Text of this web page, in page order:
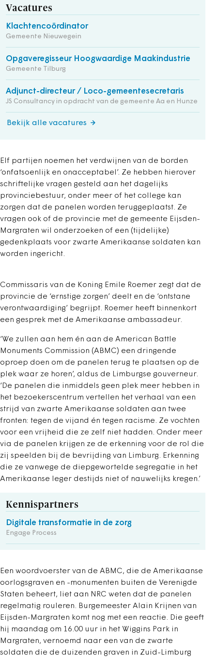
Vacatures
Klachtencoördinator
Gemeente Nieuwegein
Opgaveregisseur Hoogwaardige Maakindustrie
Gemeente Tilburg
Adjunct-directeur / Loco-gemeentesecretaris
JS Consultancy in opdracht van de gemeente Aa en Hunze
Bekijk alle vacatures
Elf partijen noemen het verdwijnen van de borden
‘onfatsoenlijk en onacceptabel’. Ze hebben hierover
schriftelijke vragen gesteld aan het dagelijks
provinciebestuur, onder meer of het college kan
zorgen dat de panelen worden teruggeplaatst. Ze
vragen ook of de provincie met de gemeente Eijsden-
Margraten wil onderzoeken of een (tijdelijke)
gedenkplaats voor zwarte Amerikaanse soldaten kan
worden ingericht.
Commissaris van de Koning Emile Roemer zegt dat de
provincie de ‘ernstige zorgen’ deelt en de ‘ontstane
verontwaardiging’ begrijpt. Roemer heeft binnenkort
een gesprek met de Amerikaanse ambassadeur.
‘We zullen aan hem én aan de American Battle
Monuments Commission (ABMC) een dringende
oproep doen om de panelen terug te plaatsen op de
plek waar ze horen’, aldus de Limburgse gouverneur.
‘De panelen die inmiddels geen plek meer hebben in
het bezoekerscentrum vertellen het verhaal van een
strijd van zwarte Amerikaanse soldaten aan twee
fronten: tegen de vijand én tegen racisme. Ze vochten
voor een vrijheid die ze zelf niet hadden. Onder meer
via de panelen krijgen ze de erkenning voor de rol die
zij speelden bij de bevrijding van Limburg. Erkenning
die ze vanwege de diepgewortelde segregatie in het
Amerikaanse leger destijds niet of nauwelijks kregen.’
Kennispartners
Digitale transformatie in de zorg
Engage Process
Een woordvoerster van de ABMC, die de Amerikaanse
oorlogsgraven en -monumenten buiten de Verenigde
Staten beheert, liet aan NRC weten dat de panelen
regelmatig rouleren. Burgemeester Alain Krijnen van
Eijsden-Margraten komt nog met een reactie. Die geeft
hij maandag om 16.00 uur in het Wiggins Park in
Margraten, vernoemd naar een van de zwarte
soldaten die de duizenden graven in Zuid-Limburg